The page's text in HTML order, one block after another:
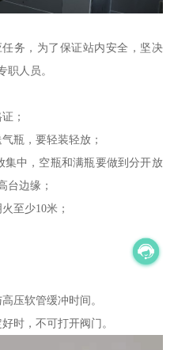
务，为了保证站内安全，坚决
职人员。
；
瓶，要轻装轻放；
中，空瓶和满瓶要做到分开放
台边缘；
至少10米；
压软管缓冲时间。
时，不可打开阀门。